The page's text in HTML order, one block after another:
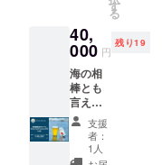
しま
す。 ※
理想の
ビール
が仕上
がるま
では一
般向け
に販売
ラス 1
個 ※20
の方へ
の酒類
の提供
はでき
ません
のでよ
トへの
名入れ
の詳細
などは
後日改
めて
メール
にてご
連絡を
2024年
12月の
自社醸
造所
（Rust
y Nest
Brewer
y）完成
後、自
社醸造
す
る
40,
000 円
残り19
海の相
棒とも
言える
「Rust
y Nest
Sessio
n
支援
者：
1人